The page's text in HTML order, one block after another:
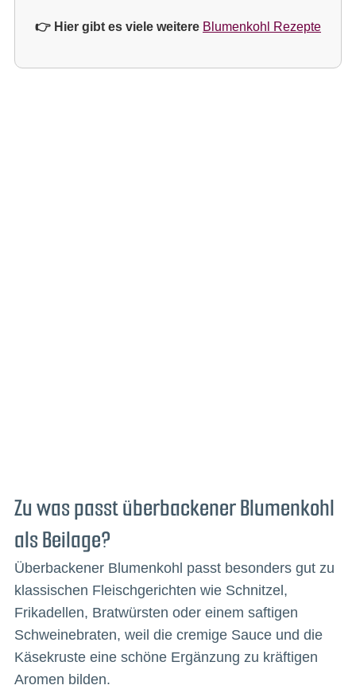
👉 Hier gibt es viele weitere Blumenkohl Rezepte
Zu was passt überbackener Blumenkohl
als Beilage?
Überbackener Blumenkohl passt besonders gut zu
klassischen Fleischgerichten wie Schnitzel,
Frikadellen, Bratwürsten oder einem saftigen
Schweinebraten, weil die cremige Sauce und die
Käsekruste eine schöne Ergänzung zu kräftigen
Aromen bilden.